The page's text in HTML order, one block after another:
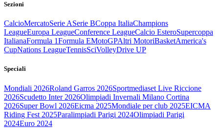
Sezioni
CalcioMercatoSerie ASerie BCoppa ItaliaChampions
LeagueEuropa LeagueConference LeagueCalcio EsteroSupercoppa
ItalianaFormula 1Formula EMotoGPAltri MotoriBasketAmerica's
CupNations LeagueTennisSciVolleyDrive UP
Speciali
Mondiali 2026Roland Garros 2026Sportmediaset Live Riccione
2026Scudetto Inter 2026Olimpiadi Invernali Milano Cortina
2026Super Bowl 2026Eicma 2025Mondiale per club 2025EICMA
Riding Fest 2025Paralimpiadi Parigi 2024Olimpiadi Parigi
2024Euro 2024